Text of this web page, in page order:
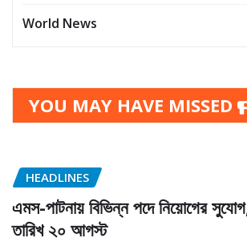
World News
YOU MAY HAVE MISSED
HEADLINES
এমস-পাটনায় বিভিন্ন পদে নিয়োগের
তারিখ ২০ আগস্ট